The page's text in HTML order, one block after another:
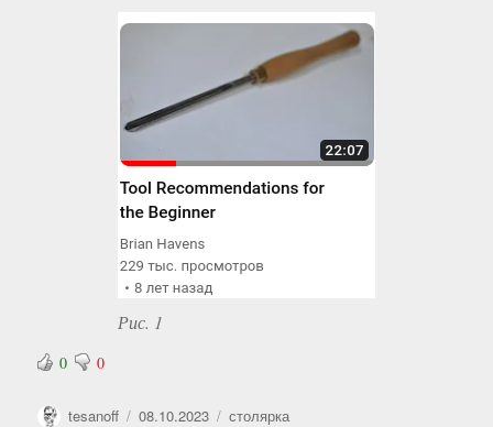
Рис. 1
0 0
Автор
tesanoff Опубликовано
08.10.2023 Рубрики
столярка